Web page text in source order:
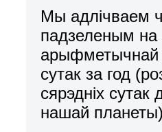
Мы адлічваем
падзеленым на
арыфметычнай
сутак за год
сярэдніх сутак
нашай